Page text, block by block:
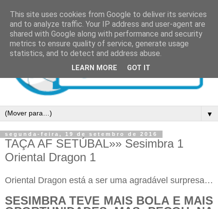
▼
segunda-feira, 19 de setembro de 2016
TAÇA AF SETÚBAL»» Sesimbra 1
Oriental Dragon 1
Oriental Dragon está a ser uma agradável surpresa…
SESIMBRA TEVE MAIS BOLA E MAIS
This site uses cookies from Google to deliver its services
and to analyze traffic. Your IP address and user-agent are
shared with Google along with performance and security
metrics to ensure quality of service, generate usage
statistics, and to detect and address abuse.
LEARN MORE GOT IT